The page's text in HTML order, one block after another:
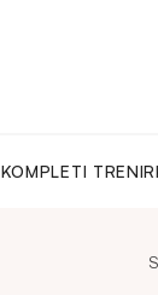
KOMPLETI